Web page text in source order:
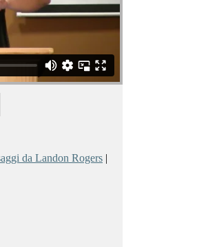
onVimeo.
da Landon Rogers |